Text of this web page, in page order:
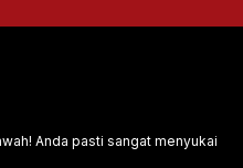
Anda pasti sangat menyukai